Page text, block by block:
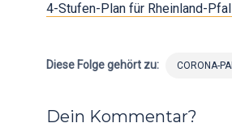
4-Stufen-Plan für Rheinland-
Diese Folge gehört zu: CORONA-
Dein Kommentar?